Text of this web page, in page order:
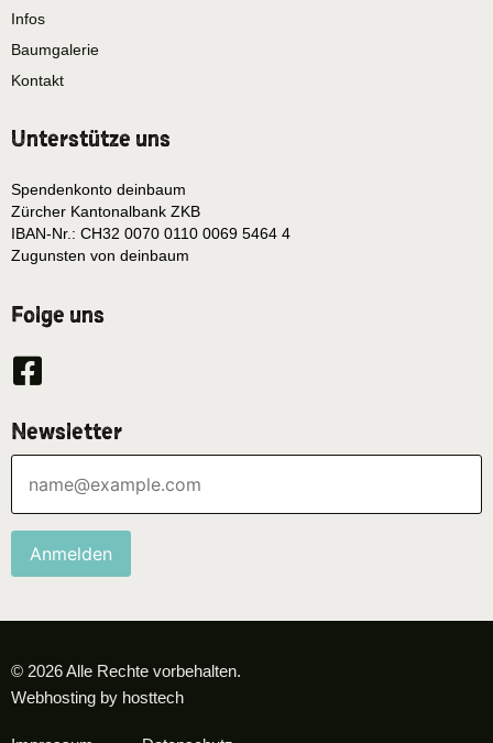
Infos
Baumgalerie
Kontakt
Unterstütze uns
Spendenkonto deinbaum
Zürcher Kantonalbank ZKB
IBAN-Nr.: CH32 0070 0110 0069 5464 4
Zugunsten von deinbaum
Folge uns
Newsletter
Anmelden
© 2026 Alle Rechte vorbehalten.
Webhosting by hosttech